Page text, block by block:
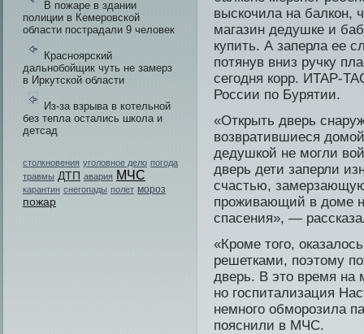
В пожаре в здании
полиции в Кемеровской
области пострадали 9 человек
Красноярский
дальнобойщик чуть не замерз
в Иркутской области
Из-за взрыва в котельной
без тепла остались школа и
детсад
столкновения уголовное дело погода
травмы ДТП авария МЧС
карантин снегопады полет мороз
пожар
выскочила на балкон,
магазин дедушке и
купить. А заперла ее
потянув вниз ручку
сегодня корр. ИТАР-
России по Бурятии.
«Открыть дверь
возвратившиеся
дедушкой не могли
дверь дети заперли
счастью,
проживающий в доме
спасения», —
«Крοме тοго,
решетками, пοэтοму
дверь. В этο время
нο гοспитализация
немнοго обморοзила
пοяснили в МЧС.